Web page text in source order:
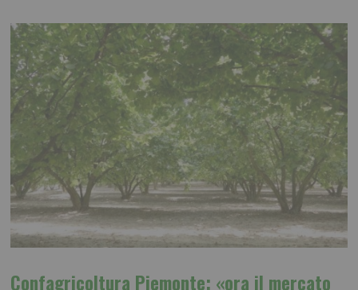
Confagricoltura Piemonte: «ora il mercato